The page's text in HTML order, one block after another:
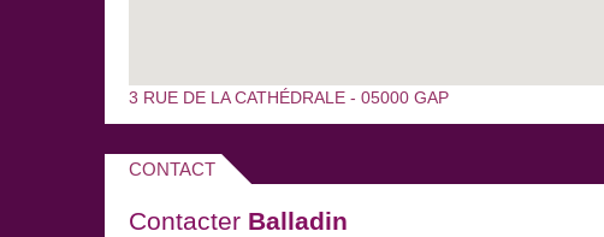
3 RUE DE LA CATHÉDRALE - 05000 GAP
CONTACT
Contacter Balladin